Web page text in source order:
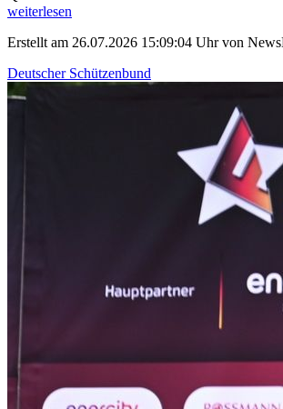
weiterlesen
Erstellt am 26.07.2026 15:09:04 Uhr von
Deutscher Schützenbund